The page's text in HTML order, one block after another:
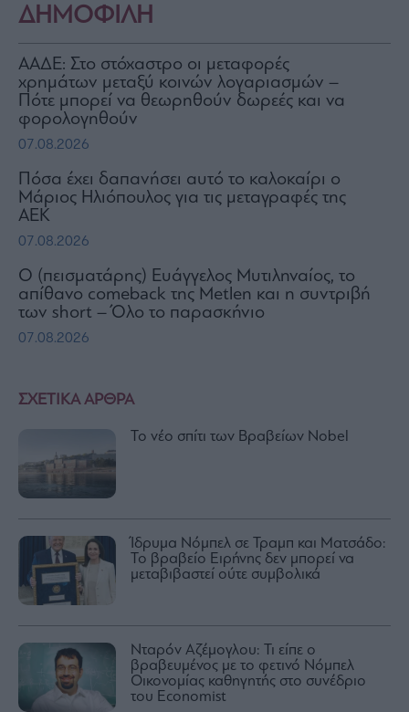
ΣΧΕΤΙΚΑ ΑΡΘΡΑ
Το νέο σπίτι των Βραβείων Nobel
Ίδρυμα Νόμπελ σε Τραμπ και Ματσάδο:
Το βραβείο Ειρήνης δεν μπορεί να
μεταβιβαστεί ούτε συμβολικά
Νταρόν Αζέμογλου: Τι είπε ο
βραβευμένος με το φετινό Νόμπελ
Οικονομίας καθηγητής στο συνέδριο
του Economist
ΔΗΜΟΦΙΛΗ
ΑΑΔΕ: Στο στόχαστρο οι μεταφορές
χρημάτων μεταξύ κοινών λογαριασμών –
Πότε μπορεί να θεωρηθούν δωρεές και να
φορολογηθούν
07.08.2026
Πόσα έχει δαπανήσει αυτό το καλοκαίρι ο
Μάριος Ηλιόπουλος για τις μεταγραφές της
ΑΕΚ
07.08.2026
Ο (πεισματάρης) Ευάγγελος Μυτιληναίος, το
απίθανο comeback της Μetlen και η συντριβή
των short – Όλο το παρασκήνιο
07.08.2026